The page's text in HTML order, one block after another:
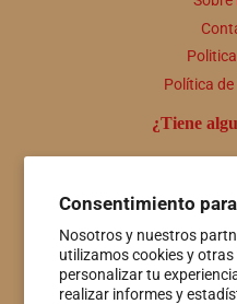
Consentimiento
Nosotros y nuestros
utilizamos cookies y
personalizar tu
realizar informes y
Política
¿Tiene
Boletin
Promociones, nuevos
bandeja